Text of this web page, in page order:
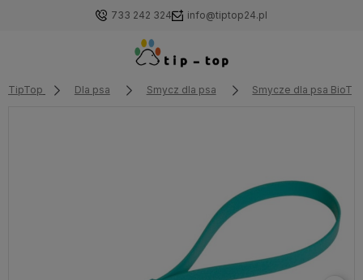
733 242 324 info@tiptop24.pl
TipTop Dla psa Smycz dla psa Smycze dla psa